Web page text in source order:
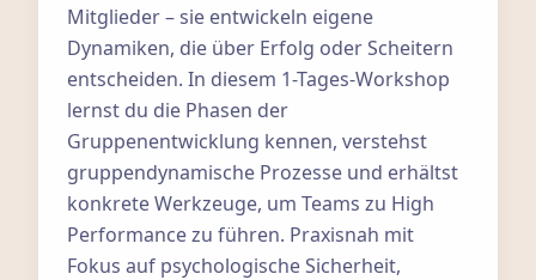
Mitglieder – sie entwickeln eigene
Dynamiken, die über Erfolg oder Scheitern
entscheiden. In diesem 1-Tages-Workshop
lernst du die Phasen der
Gruppenentwicklung kennen, verstehst
gruppendynamische Prozesse und erhältst
konkrete Werkzeuge, um Teams zu High
Performance zu führen. Praxisnah mit
Fokus auf psychologische Sicherheit,